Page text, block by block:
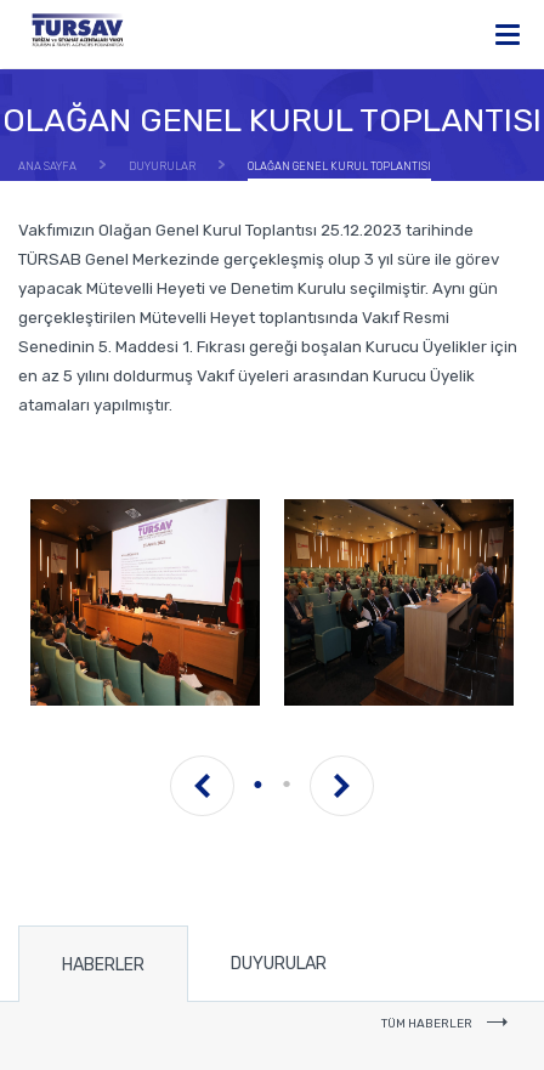
OLAĞAN GENEL KURUL TOPLANTISI
ANA SAYFA DUYURULAR OLAĞAN GENEL KURUL TOPLANTISI
Vakfımızın Olağan Genel Kurul Toplantısı 25.12.2023 tarihinde
TÜRSAB Genel Merkezinde gerçekleşmiş olup 3 yıl süre ile görev
yapacak Mütevelli Heyeti ve Denetim Kurulu seçilmiştir. Aynı gün
gerçekleştirilen Mütevelli Heyet toplantısında Vakıf Resmi
Senedinin 5. Maddesi 1. Fıkrası gereği boşalan Kurucu Üyelikler için
en az 5 yılını doldurmuş Vakıf üyeleri arasından Kurucu Üyelik
atamaları yapılmıştır.
HABERLER DUYURULAR
TÜM HABERLER